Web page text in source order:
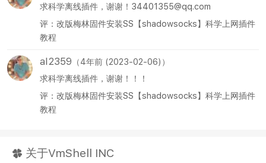
求科学离线插件，谢谢！34401355@qq.com
评：改版梅林固件安装SS【shadowsocks】科学上网插件
教程
al2359 （4年前 (2023-02-06)）
求科学离线插件，谢谢！！！
评：改版梅林固件安装SS【shadowsocks】科学上网插件
教程
关于VmShell INC